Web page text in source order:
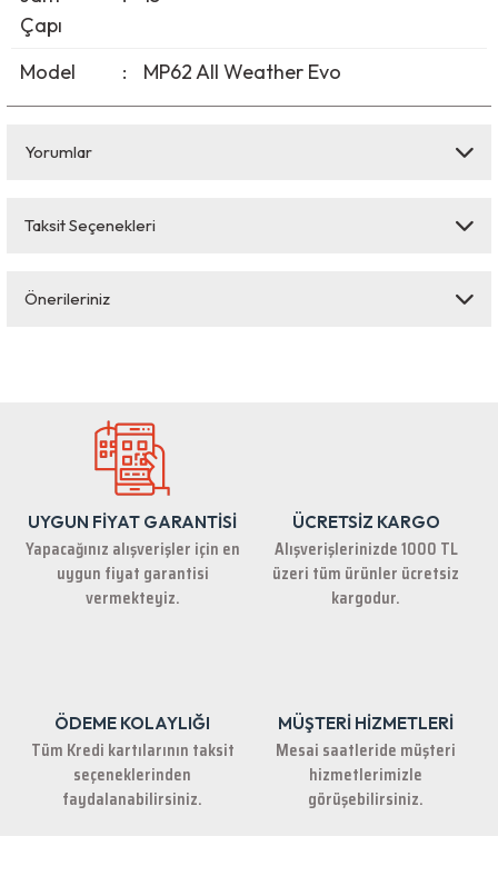
Çapı
Model : MP62 All Weather Evo
Yorumlar
Bu ürüne ilk yorumu siz yapın!
Taksit Seçenekleri
Önerileriniz
Ürün resmi kalitesiz, bozuk veya görüntülenemiyor.
Ürün açıklamasında eksik bilgiler bulunuyor.
Ürün bilgilerinde hatalar bulunuyor.
Ürün fiyatı diğer sitelerden daha pahalı.
Bu ürüne benzer farklı alternatifler olmalı.
UYGUN FİYAT GARANTİSİ
Yapacağınız alışverişler için en
uygun fiyat garantisi
vermekteyiz.
ÜCRETSİZ KARGO
Alışverişlerinizde 1000 TL
üzeri tüm ürünler ücretsiz
kargodur.
ÖDEME KOLAYLIĞI
Tüm Kredi kartılarının taksit
seçeneklerinden
faydalanabilirsiniz.
MÜŞTERİ HİZMETLERİ
Mesai saatleride müşteri
hizmetlerimizle
görüşebilirsiniz.